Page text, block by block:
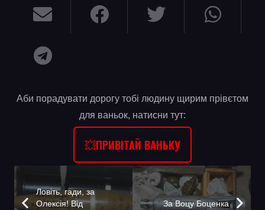
Аби порадувати дорогу тобі людину щирим прівєтом
для ваньок, натисни тут:
💥ПРИВІТАЙ ВАНЬКУ
Ловіть, гади, за
Олексія! Від
За Воцу Боценка